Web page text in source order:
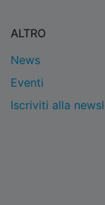
ALTRO
News
Eventi
Iscriviti alla